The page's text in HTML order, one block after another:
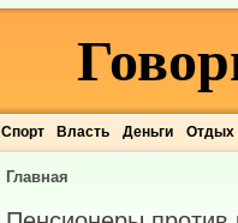
Спорт Власть Деньги Отдых
Главная